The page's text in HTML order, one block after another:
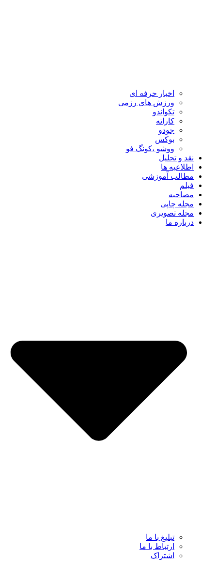
اخبار حرفه ای
ورزش های رزمی
تکواندو
کاراته
جودو
بوکس
ووشو ،کونگ فو
نقد و تحلیل
اطلاعیه ها
مطالب آموزشی
فیلم
مصاحبه
مجله چاپی
مجله تصویری
درباره ما
تبلیغ با ما
ارتباط با ما
اشتراک